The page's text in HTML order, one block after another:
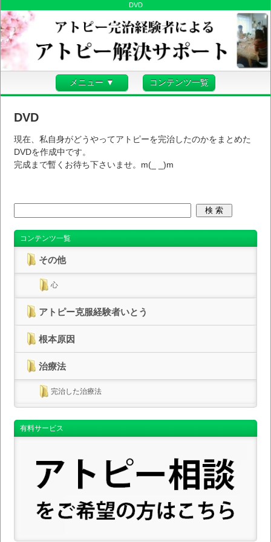
DVD
メニュー ▼ コンテンツ一覧
DVD
現在、私自身がどうやってアトピーを完治したのかをまとめた
DVDを作成中です。
完成まで暫くお待ち下さいませ。m(_ _)m
コンテンツ一覧
その他
心
アトピー克服経験者いとう
根本原因
治療法
完治した治療法
有料サービス